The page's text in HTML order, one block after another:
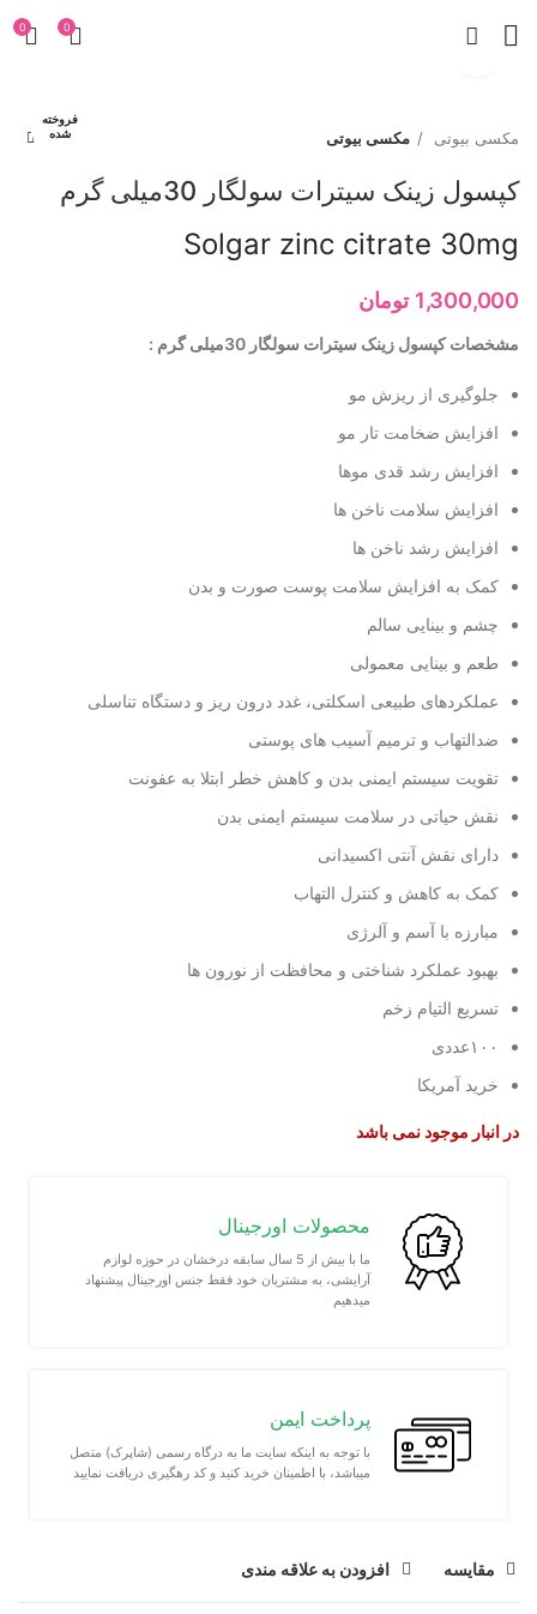
0
0
فروخته
شده
مکسی بیوتی مکسی بیوتی
کپسول زینک سیترات سولگار 30میلی گرم
Solgar zinc citrate 30mg
1,300,000 تومان
مشخصات کپسول زینک سیترات سولگار 30میلی گرم :
جلوگیری از ریزش مو
افزایش ضخامت تار مو
افزایش رشد قدی موها
افزایش سلامت ناخن ها
افزایش رشد ناخن ها
کمک به افزایش سلامت پوست صورت و بدن
چشم و بینایی سالم
طعم و بینایی معمولی
عملکردهای طبیعی اسکلتی، غدد درون ریز و دستگاه تناسلی
ضدالتهاب و ترمیم آسیب های پوستی
تقویت سیستم ایمنی بدن و کاهش خطر ابتلا به عفونت
نقش حیاتی در سلامت سیستم ایمنی بدن
دارای نقش آنتی اکسیدانی
کمک به کاهش و کنترل التهاب
مبارزه با آسم و آلرژی
بهبود عملکرد شناختی و محافظت از نورون ها
تسریع التیام زخم
۱۰۰عددی
خرید آمریکا
در انبار موجود نمی باشد
محصولات اورجینال
ما با بیش از 5 سال سابقه درخشان در حوزه لوازم
آرایشی، به مشتریان خود فقط جنس اورجینال پیشنهاد
میدهیم
پرداخت ایمن
با توجه به اینکه سایت ما به درگاه رسمی (شاپرک) متصل
میباشد، با اطمینان خرید کنید و کد رهگیری دریافت نمایید
مقايسه افزودن به علاقه مندی